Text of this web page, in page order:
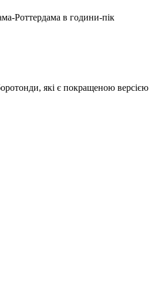
Роттердама в години-пік
які є покращеною версією